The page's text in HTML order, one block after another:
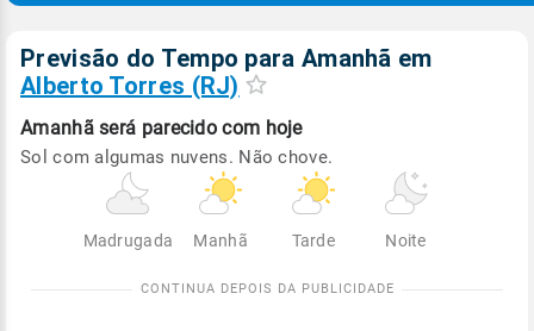
Previsão do Tempo para Amanhã em
Alberto Torres (RJ)
Amanhã será parecido com hoje
Sol com algumas nuvens. Não chove.
Madrugada Manhã Tarde Noite